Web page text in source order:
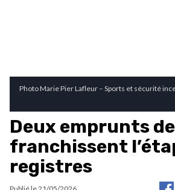
Photo Marie Pier Lafleur – Sports et sécurité
Deux emprunts
franchissent
registres